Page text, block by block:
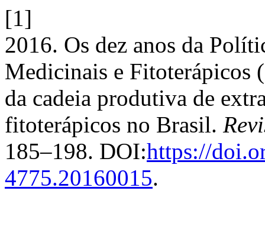
[1]
2016. Os dez anos da
Medicinais e Fitoterápicos
da cadeia produtiva de
fitoterápicos no Brasil.
185–198. DOI:https://
4775.20160015.